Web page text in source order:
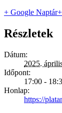
+ Google Naptár
Részletek
Dátum:
2025.
Időpont:
17:00 -
Honlap:
https://